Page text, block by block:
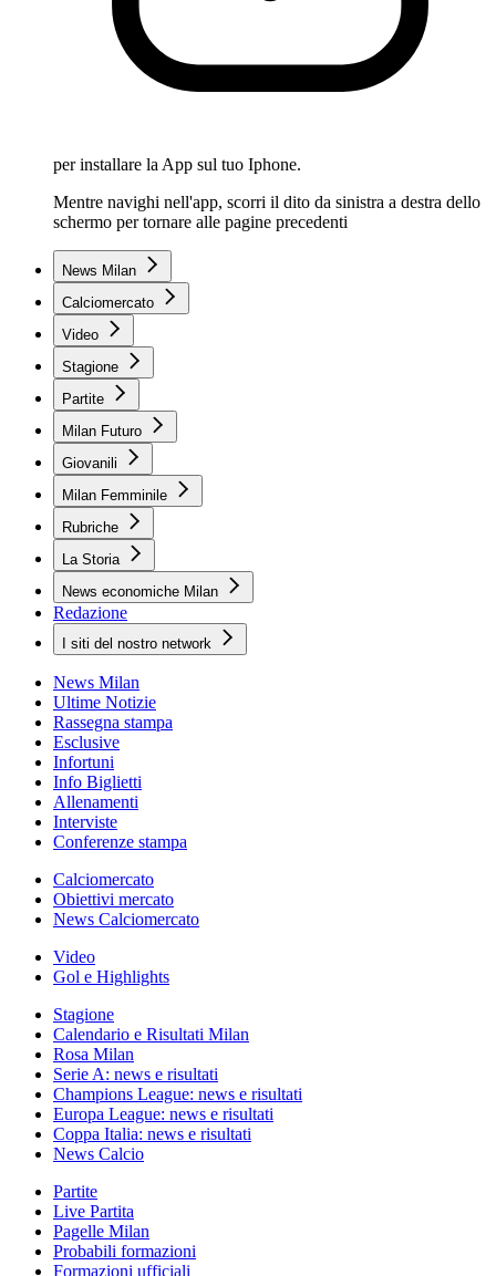
per installare la App sul tuo Iphone.
Mentre navighi nell'app, scorri il dito da sinistra a destra dello
schermo per tornare alle pagine precedenti
News Milan
Calciomercato
Video
Stagione
Partite
Milan Futuro
Giovanili
Milan Femminile
Rubriche
La Storia
News economiche Milan
Redazione
I siti del nostro network
News Milan
Ultime Notizie
Rassegna stampa
Esclusive
Infortuni
Info Biglietti
Allenamenti
Interviste
Conferenze stampa
Calciomercato
Obiettivi mercato
News Calciomercato
Video
Gol e Highlights
Stagione
Calendario e Risultati Milan
Rosa Milan
Serie A: news e risultati
Champions League: news e risultati
Europa League: news e risultati
Coppa Italia: news e risultati
News Calcio
Partite
Live Partita
Pagelle Milan
Probabili formazioni
Formazioni ufficiali